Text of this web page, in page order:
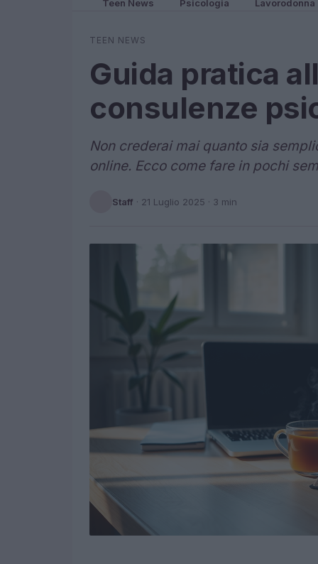
Teen News Psicologia Lavorodonna
TEEN NEWS
Guida pratica
consulenze
Non crederai mai quanto sia
online. Ecco come fare in pochi
Staff · 21 Luglio 2025 · 3 min